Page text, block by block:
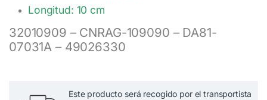
Longitud: 10 cm
32010909 – CNRAG-109090 – DA81-
07031A – 49026330
Este producto será recogido por el transportista